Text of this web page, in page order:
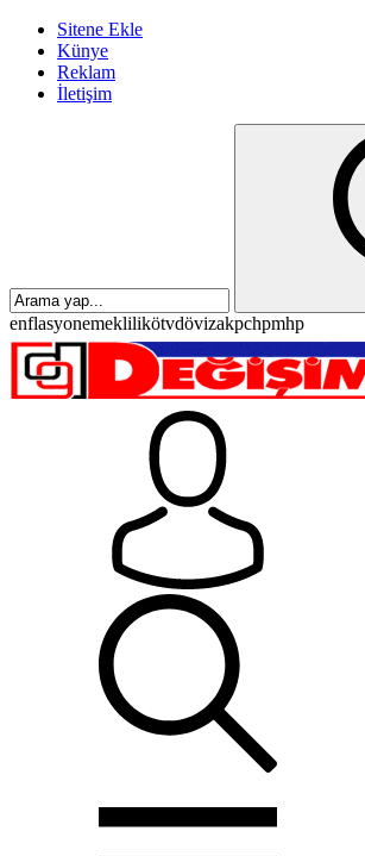
Sitene Ekle
Künye
Reklam
İletişim
enflasyonemeklilikötvdövizakpchpmhp